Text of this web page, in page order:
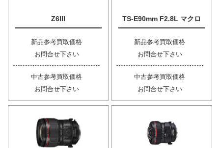
Z6III
新品参考買取価格
お問合せ下さい
中古参考買取価格
お問合せ下さい
TS-E90mm F2.8L マクロ
新品参考買取価格
お問合せ下さい
中古参考買取価格
お問合せ下さい